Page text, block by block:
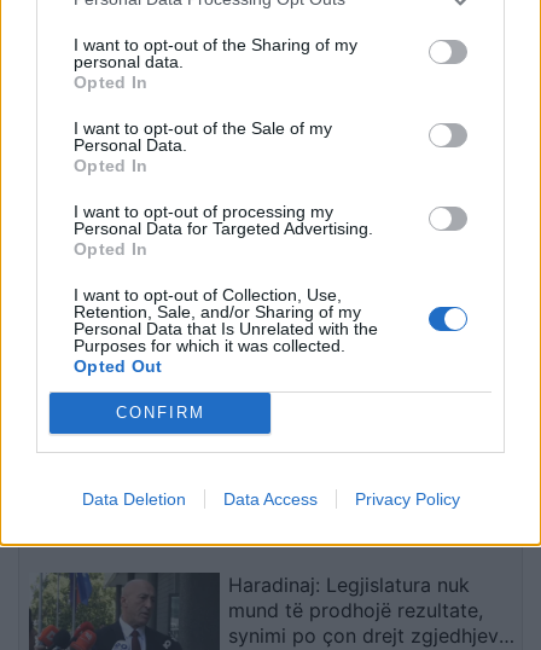
I want to opt-out of the Sharing of my
personal data.
Opted In
I want to opt-out of the Sale of my
Personal Data.
Opted In
I want to opt-out of processing my
Personal Data for Targeted Advertising.
Opted In
I want to opt-out of Collection, Use,
Retention, Sale, and/or Sharing of my
Personal Data that Is Unrelated with the
Purposes for which it was collected.
Opted Out
CONFIRM
Data Deletion Data Access Privacy Policy
Horoskopi i sotëm, 8
gusht 2026: Cilat janë
Temperaturat arrijnë 40°C
Elbasan e Shkodër,
Lushnjë, merr flakë
furgoni me targa të
dyshohet defekt teknik
automjetesh në aksin
lëndohet
Haradinaj: Legjislatura nuk
mund të prodhojë rezultate,
synimi po çon drejt zgjedhjeve